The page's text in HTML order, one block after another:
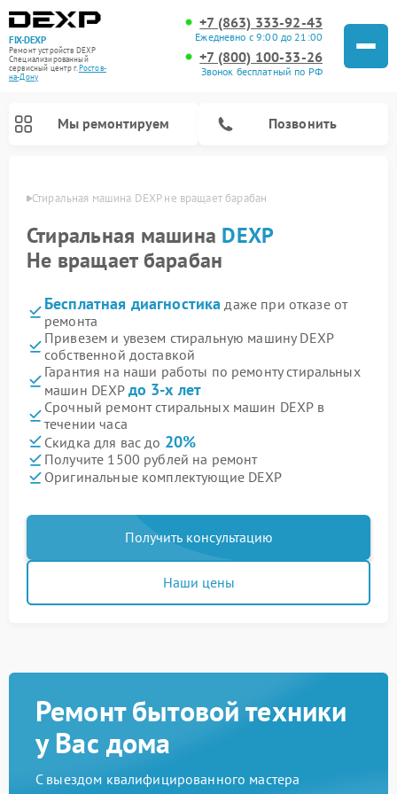
FIX-DEXP
Ремонт устройств DEXP
Специализированный
cервисный центр г.Ростов-
на-Дону
+7 (863) 333-92-43
Ежедневно с 9:00 до 21:00
+7 (800) 100-33-26
Звонок бесплатный по РФ
Мы ремонтируем Позвонить
Стиральная машина DEXP не вращает барабан
Стиральная машина DEXP
Не вращает барабан
Бесплатная диагностика даже при отказе от
ремонта
Привезем и увезем стиральную машину DEXP
собственной доставкой
Гарантия на наши работы по ремонту стиральных
машин DEXP до 3-х лет
Срочный ремонт стиральных машин DEXP в
течении часа
Скидка для вас до 20%
Получите 1500 рублей на ремонт
Оригинальные комплектующие DEXP
Получить консультацию
Наши цены
Ремонт бытовой техники
у Вас дома
С выездом квалифицированного мастера